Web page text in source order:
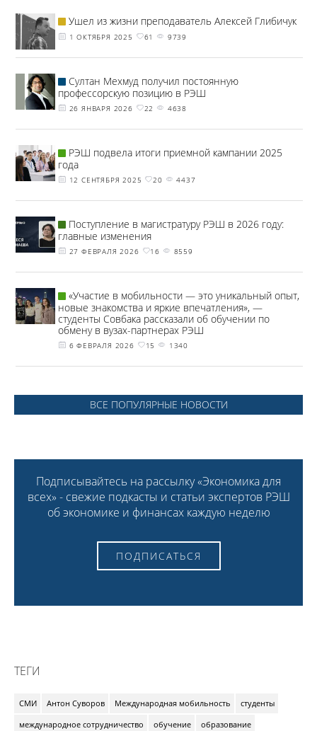
Ушел из жизни преподаватель Алексей Глибичук
1 ОКТЯБРЯ 2025 61 9739
Султан Мехмуд получил постоянную
профессорскую позицию в РЭШ
26 ЯНВАРЯ 2026 22 4638
РЭШ подвела итоги приемной кампании 2025
года
12 СЕНТЯБРЯ 2025 20 4437
Поступление в магистратуру РЭШ в 2026 году:
главные изменения
27 ФЕВРАЛЯ 2026 16 8559
«Участие в мобильности — это уникальный опыт,
новые знакомства и яркие впечатления», —
студенты Совбака рассказали об обучении по
обмену в вузах-партнерах РЭШ
6 ФЕВРАЛЯ 2026 15 1340
ВСЕ ПОПУЛЯРНЫЕ НОВОСТИ
Подписывайтесь на рассылку «Экономика для
всех» - свежие подкасты и статьи экспертов РЭШ
об экономике и финансах каждую неделю
ПОДПИСАТЬСЯ
ТЕГИ
СМИ Антон Суворов Международная мобильность
студенты
международное сотрудничество
обучение
образование